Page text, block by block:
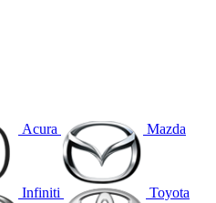
Acura Mazda
Infiniti Toyota